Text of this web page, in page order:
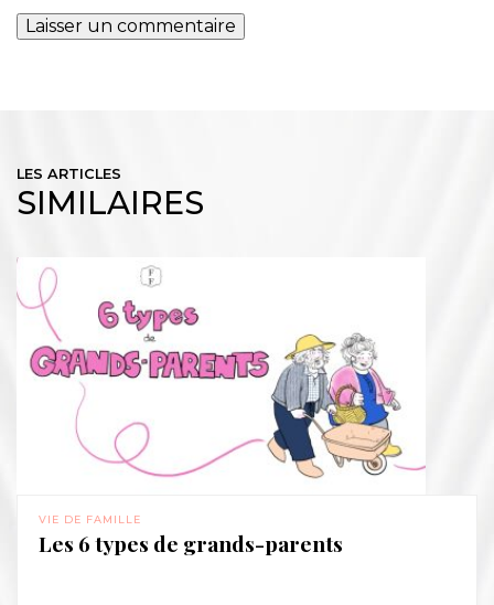
LES ARTICLES
SIMILAIRES
VIE DE FAMILLE
Les 6 types de grands-parents